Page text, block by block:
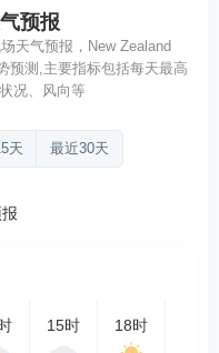
预报
天气预报，New Zealand
预测,主要指标包括每天最高
况、风向等
天 最近30天
15时 18时